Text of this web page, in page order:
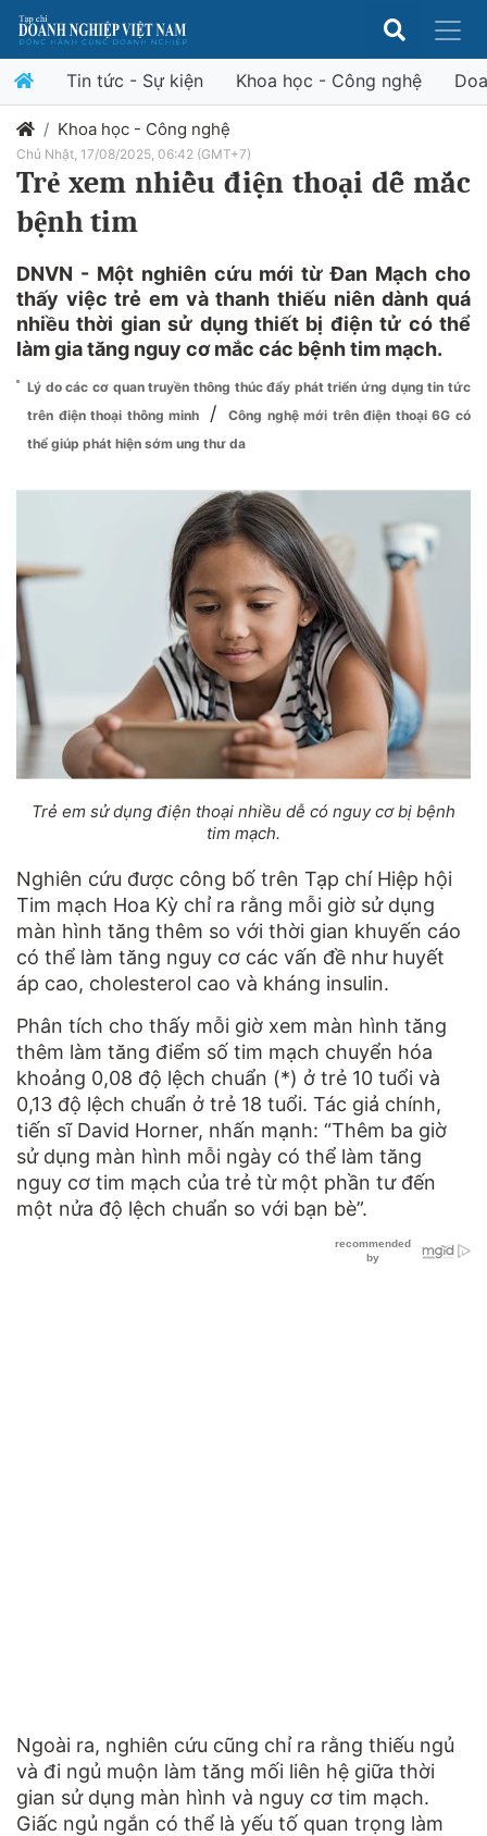
Tin tức - Sự kiện Khoa học - Công nghệ
Khoa học - Công nghệ
Chủ Nhật, 17/08/2025, 06:42 (GMT+7)
Trẻ xem nhiều điện thoại dễ mắc
bệnh tim
DNVN - Một nghiên cứu mới từ Đan Mạch cho
thấy việc trẻ em và thanh thiếu niên dành quá
nhiều thời gian sử dụng thiết bị điện tử có thể
làm gia tăng nguy cơ mắc các bệnh tim mạch.
Lý do các cơ quan truyền thông thúc đẩy phát triển ứng dụng tin tức
trên điện thoại thông minh
/
Công nghệ mới trên điện thoại 6G có
thể giúp phát hiện sớm ung thư da
Trẻ em sử dụng điện thoại nhiều dễ có nguy cơ bị bệnh
tim mạch.
Nghiên cứu được công bố trên Tạp chí Hiệp hội
Tim mạch Hoa Kỳ chỉ ra rằng mỗi giờ sử dụng
màn hình tăng thêm so với thời gian khuyến cáo
có thể làm tăng nguy cơ các vấn đề như huyết
áp cao, cholesterol cao và kháng insulin.
Phân tích cho thấy mỗi giờ xem màn hình tăng
thêm làm tăng điểm số tim mạch chuyển hóa
khoảng 0,08 độ lệch chuẩn (*) ở trẻ 10 tuổi và
0,13 độ lệch chuẩn ở trẻ 18 tuổi. Tác giả chính,
tiến sĩ David Horner, nhấn mạnh: “Thêm ba giờ
sử dụng màn hình mỗi ngày có thể làm tăng
nguy cơ tim mạch của trẻ từ một phần tư đến
một nửa độ lệch chuẩn so với bạn bè”.
Ngoài ra, nghiên cứu cũng chỉ ra rằng thiếu ngủ
và đi ngủ muộn làm tăng mối liên hệ giữa thời
gian sử dụng màn hình và nguy cơ tim mạch.
Giấc ngủ ngắn có thể là yếu tố quan trọng làm